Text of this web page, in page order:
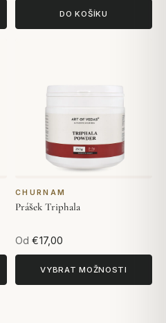
DO KOŠÍKU
CHURNAM
Prášek Triphala
Od €17,00
VYBRAT MOŽNOSTI